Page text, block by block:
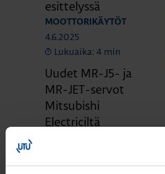
esittelyssä
MOOTTORIKÄYTÖT
4.6.2025
Lukuaika: 4 min
Uudet MR-J5- ja
MR-JET-servot
Mitsubishi
Electriciltä
Lukuaika: 3 min